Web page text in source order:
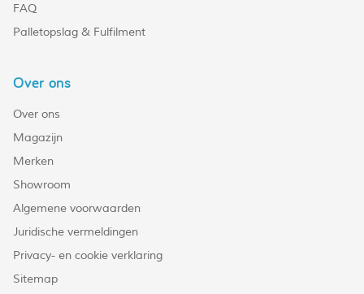
FAQ
Palletopslag & Fulfilment
Over ons
Over ons
Magazijn
Merken
Showroom
Algemene voorwaarden
Juridische vermeldingen
Privacy- en cookie verklaring
Sitemap